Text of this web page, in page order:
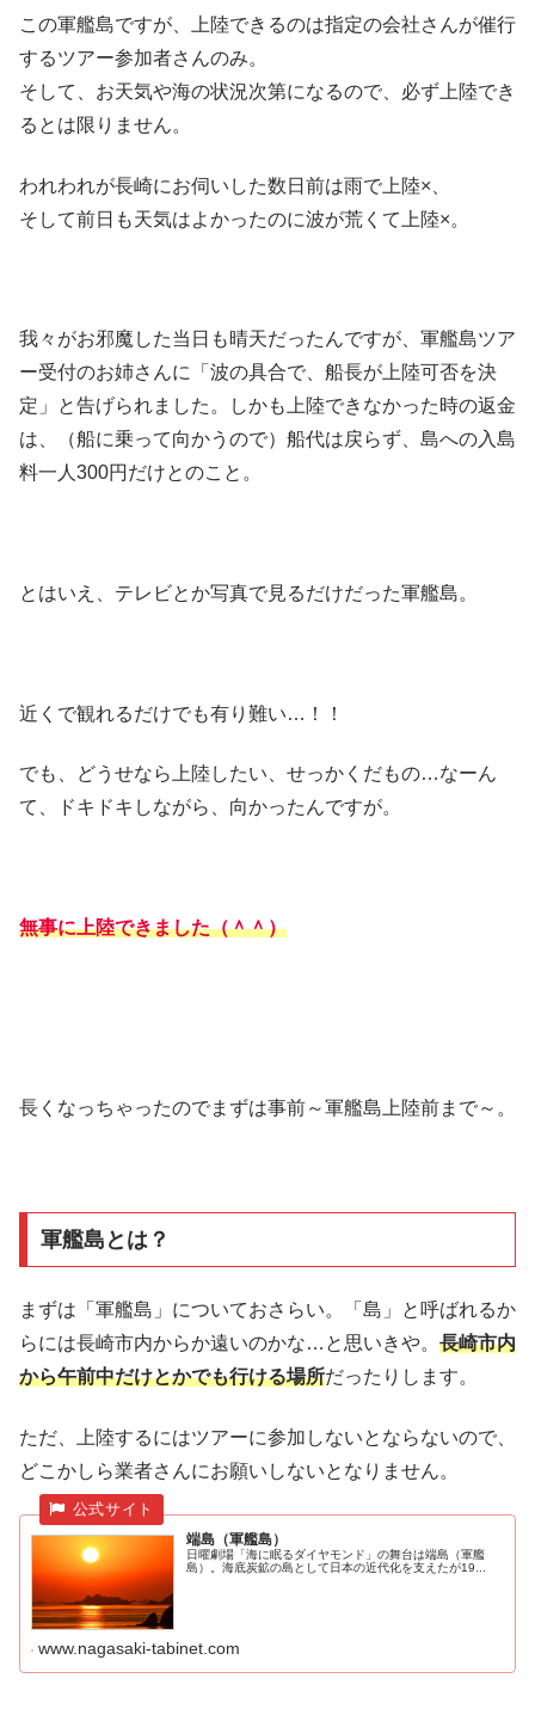
この軍艦島ですが、上陸できるのは指定の会社さんが催行
するツアー参加者さんのみ。
そして、お天気や海の状況次第になるので、必ず上陸でき
るとは限りません。
われわれが長崎にお伺いした数日前は雨で上陸×、
そして前日も天気はよかったのに波が荒くて上陸×。
我々がお邪魔した当日も晴天だったんですが、軍艦島ツア
ー受付のお姉さんに「波の具合で、船長が上陸可否を決
定」と告げられました。しかも上陸できなかった時の返金
は、（船に乗って向かうので）船代は戻らず、島への入島
料一人300円だけとのこと。
とはいえ、テレビとか写真で見るだけだった軍艦島。
近くで観れるだけでも有り難い…！！
でも、どうせなら上陸したい、せっかくだもの…なーん
て、ドキドキしながら、向かったんですが。
無事に上陸できました（＾＾）
長くなっちゃったのでまずは事前～軍艦島上陸前まで～。
軍艦島とは？
まずは「軍艦島」についておさらい。「島」と呼ばれるか
らには長崎市内からか遠いのかな…と思いきや。 長崎市内
から午前中だけとかでも行ける場所だったりします。
ただ、上陸するにはツアーに参加しないとならないので、
どこかしら業者さんにお願いしないとなりません。
端島（軍艦島）
日曜劇場「海に眠るダイヤモンド」の舞台は端島（軍艦
島）。海底炭鉱の島として日本の近代化を支えたが19...
www.nagasaki-tabinet.com